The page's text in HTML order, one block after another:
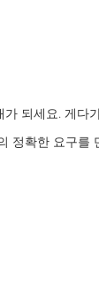
되세요. 게다
정확한 요구를